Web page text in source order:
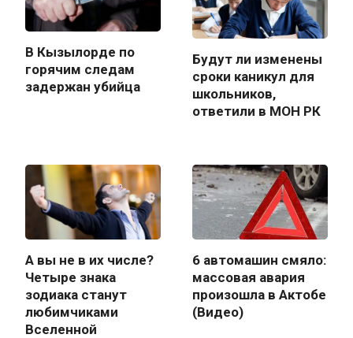
В Кызылорде по
горячим следам
задержан убийца
Будут ли изменены
сроки каникул для
школьников,
ответили в МОН РК
А вы не в их числе?
Четыре знака
зодиака станут
любимчиками
Вселенной
6 автомашин смяло:
массовая авария
произошла в Актобе
(Видео)